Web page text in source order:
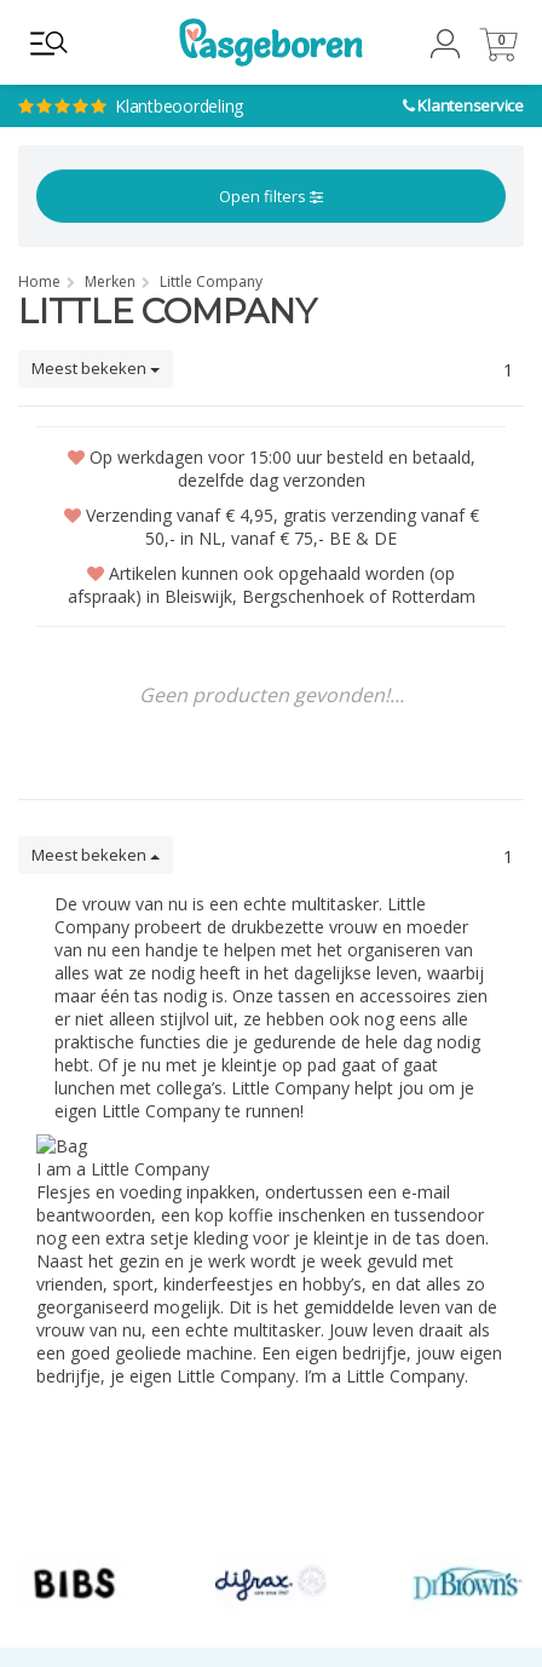
Klantbeoordeling Klantenservice
0
0
Open filters
Home Merken Little Company
LITTLE COMPANY
Meest bekeken 1
Op werkdagen voor 15:00 uur besteld en betaald,
dezelfde dag verzonden
Verzending vanaf € 4,95, gratis verzending vanaf €
50,- in NL, vanaf € 75,- BE & DE
Artikelen kunnen ook opgehaald worden (op
afspraak) in Bleiswijk, Bergschenhoek of Rotterdam
Geen producten gevonden!...
Meest bekeken 1
De vrouw van nu is een echte multitasker. Little
Company probeert de drukbezette vrouw en moeder
van nu een handje te helpen met het organiseren van
alles wat ze nodig heeft in het dagelijkse leven, waarbij
maar één tas nodig is. Onze tassen en accessoires zien
er niet alleen stijlvol uit, ze hebben ook nog eens alle
praktische functies die je gedurende de hele dag nodig
hebt. Of je nu met je kleintje op pad gaat of gaat
lunchen met collega’s. Little Company helpt jou om je
eigen Little Company te runnen!
I am a Little Company
Flesjes en voeding inpakken, ondertussen een e-mail
beantwoorden, een kop koffie inschenken en tussendoor
nog een extra setje kleding voor je kleintje in de tas doen.
Naast het gezin en je werk wordt je week gevuld met
vrienden, sport, kinderfeestjes en hobby’s, en dat alles zo
georganiseerd mogelijk. Dit is het gemiddelde leven van de
vrouw van nu, een echte multitasker. Jouw leven draait als
een goed geoliede machine. Een eigen bedrijfje, jouw eigen
bedrijfje, je eigen Little Company. I’m a Little Company.